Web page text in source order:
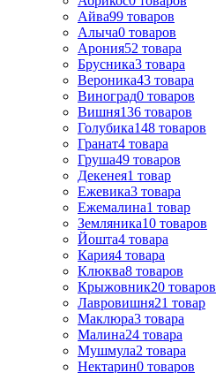
Айва99 товаров
Алыча0 товаров
Арония52 товара
Брусника3 товара
Вероника43 товара
Виноград0 товаров
Вишня136 товаров
Голубика148 товаров
Гранат4 товара
Груша49 товаров
Декенея1 товар
Ежевика3 товара
Ежемалина1 товар
Земляника10 товаров
Йошта4 товара
Кария4 товара
Клюква8 товаров
Крыжовник20 товаров
Лавровишня21 товар
Маклюра3 товара
Малина24 товара
Мушмула2 товара
Нектарин0 товаров